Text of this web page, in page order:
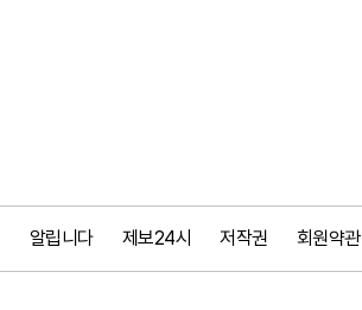
알립니다 제보24시 저작권 회원약관